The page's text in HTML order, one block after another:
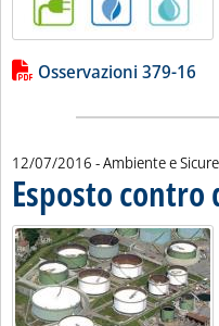
Lista allegati PDF
Osservazioni 379-16
12/07/2016 - Ambiente e
Esposto contro